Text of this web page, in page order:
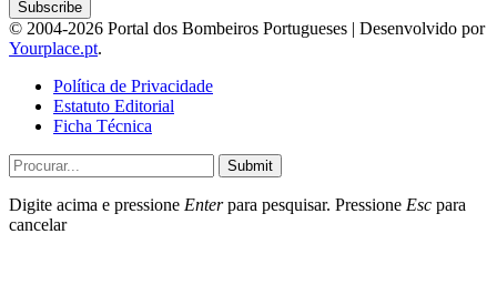
© 2004-2026 Portal dos Bombeiros Portugueses | Desenvolvido por
Yourplace.pt.
Política de Privacidade
Estatuto Editorial
Ficha Técnica
Submit
Digite acima e pressione Enterpara pesquisar. Pressione Esc para
cancelar